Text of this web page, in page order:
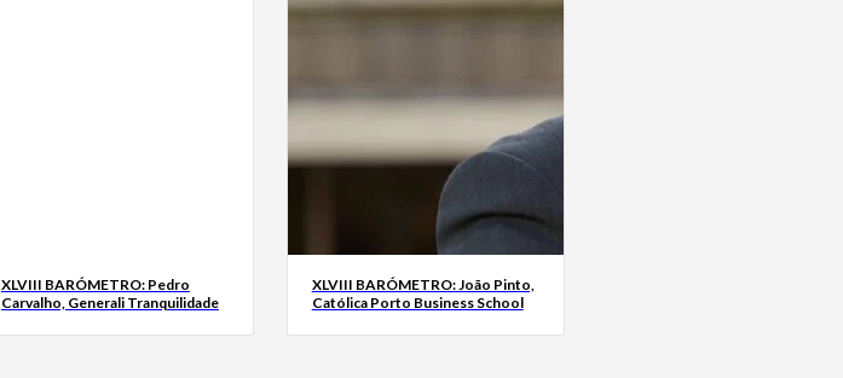
XLVIII BARÓMETRO: Pedro
Carvalho, Generali Tranquilidade
XLVIII BARÓMETRO: João Pinto,
Católica Porto Business School